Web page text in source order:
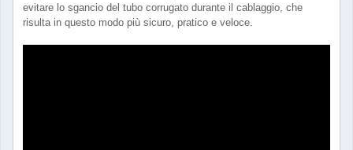
evitare lo sgancio del tubo corrugato durante il cablaggio, che
risulta in questo modo più sicuro, pratico e veloce.